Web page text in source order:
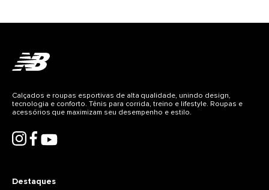
Destaques
Calçados e roupas esportivas de alta qualidade, unindo design,
tecnologia e conforto. Tênis para corrida, treino e lifestyle. Roupas e
acessórios que maximizam seu desempenho e estilo.